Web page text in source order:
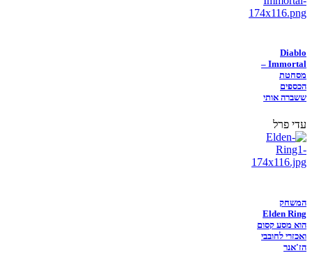
Diablo
Immortal –
מסחטת
הכספים
ששברה אותי
עדי פרל
המשחק
Elden Ring
הוא מסע קסום
ואכזרי לחובבי
הז'אנר